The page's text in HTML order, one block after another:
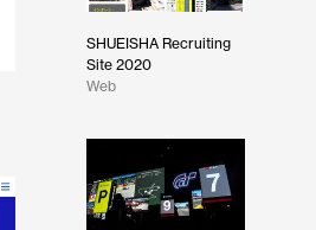
SHUEISHA Recruiting
Site 2020
Web